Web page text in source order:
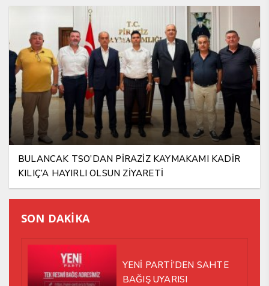
BULANCAK TSO’DAN PİRAZİZ KAYMAKAMI KADİR
KILIÇ’A HAYIRLI OLSUN ZİYARETİ
SON DAKİKA
YENİ PARTİ’DEN SAHTE
BAĞIŞ UYARISI